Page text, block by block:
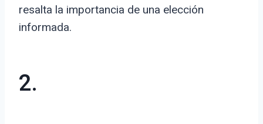
resalta la importancia de una elección
informada.
2.